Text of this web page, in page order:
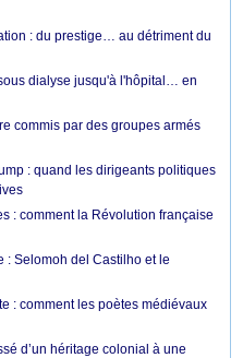
: du prestige… au détriment du
dialyse jusqu'à l'hôpital… en
commis par des groupes armés
: quand les dirigeants politiques
: comment la Révolution française
: Selomoh del Castilho et le
: comment les poètes médiévaux
d’un héritage colonial à une